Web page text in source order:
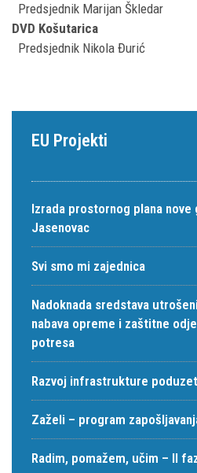
Predsjednik Marijan Škledar
DVD Košutarica
Predsjednik Nikola Đurić
EU Projekti
Izrada prostornog plana nove
Jasenovac
Svi smo mi zajednica
Nadoknada sredstava
nabava opreme i zaštitne
potresa
Razvoj infrastrukture
Zaželi – program
Radim, pomažem, učim – II